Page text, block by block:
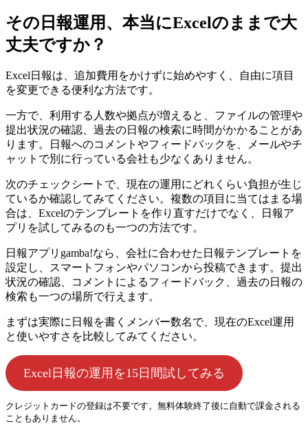
その日報運用、本当にExcelのままで大
丈夫ですか？
Excel日報は、追加費用をかけずに始めやすく、自由に項目
を変更できる便利な方法です。
一方で、利用する人数や拠点が増えると、ファイルの管理や
提出状況の確認、過去の日報の検索に時間がかかることがあ
ります。日報へのコメントやフィードバックを、メールやチ
ャットで別に行っている会社も少なくありません。
次のチェックシートで、現在の運用にどれくらい負担が生じ
ているか確認してみてください。複数の項目に当てはまる場
合は、Excelのテンプレートを作り直すだけでなく、日報ア
プリを試してみるのも一つの方法です。
日報アプリgamba!なら、会社に合わせた日報テンプレートを
設定し、スマートフォンやパソコンから投稿できます。提出
状況の確認、コメントによるフィードバック、過去の日報の
検索も一つの場所で行えます。
まずは実際に日報を書くメンバー数名で、現在のExcel運用
と使いやすさを比較してみてください。
Excel日報の運用を15日間試してみる
クレジットカードの登録は不要です。無料体験終了後に自動で課金される
こともありません。